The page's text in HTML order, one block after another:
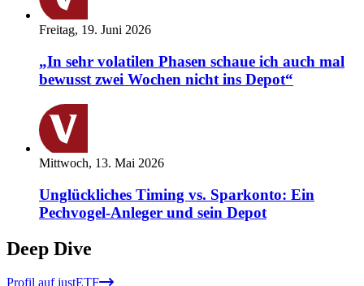
Freitag, 19. Juni 2026
„In sehr volatilen Phasen schaue ich auch mal
bewusst zwei Wochen nicht ins Depot“
Mittwoch, 13. Mai 2026
Unglückliches Timing vs. Sparkonto: Ein
Pechvogel-Anleger und sein Depot
Deep Dive
Profil auf justETF